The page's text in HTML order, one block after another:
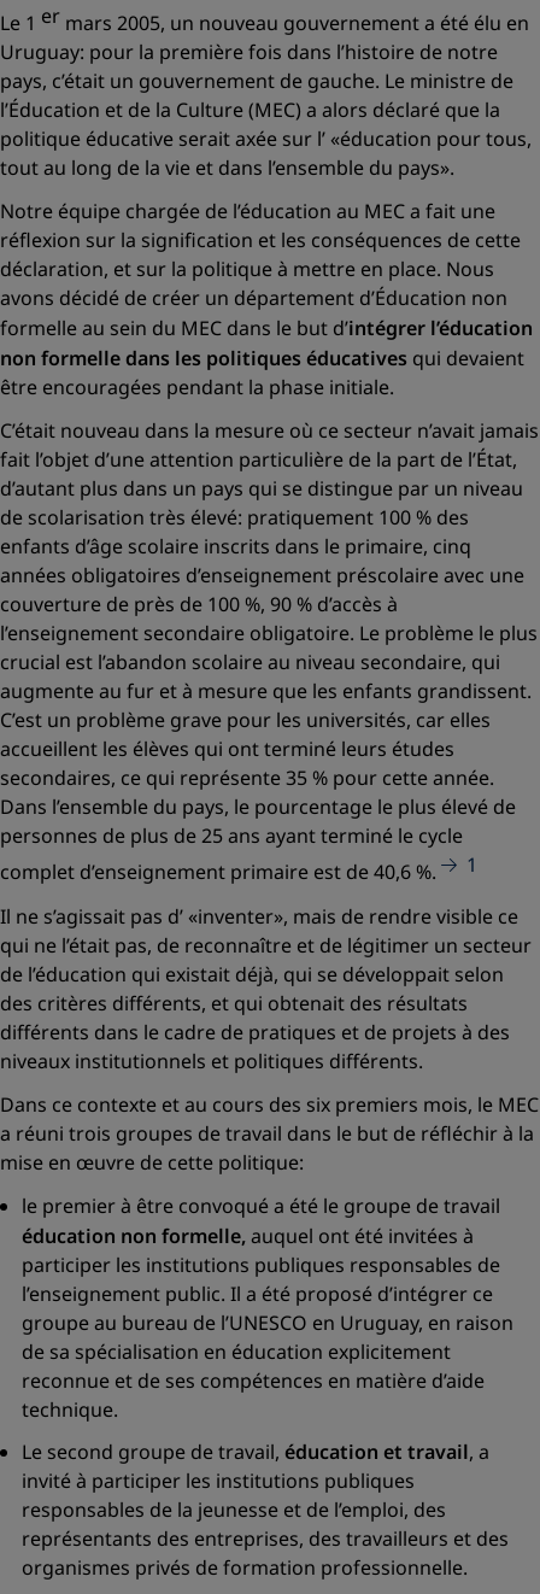
Le 1 er mars 2005, un nouveau gouvernement a été élu en
Uruguay: pour la première fois dans l’histoire de notre
pays, c’était un gouvernement de gauche. Le ministre de
l’Éducation et de la Culture (MEC) a alors déclaré que la
politique éducative serait axée sur l’«éducation pour tous,
tout au long de la vie et dans l’ensemble du pays».
Notre équipe chargée de l’éducation au MEC a fait une
réflexion sur la signification et les conséquences de cette
déclaration, et sur la politique à mettre en place. Nous
avons décidé de créer un département d’Éducation non
formelle au sein du MEC dans le but d’intégrer l’éducation
non formelle dans les politiques éducatives qui devaient
être encouragées pendant la phase initiale.
C’était nouveau dans la mesure où ce secteur n’avait jamais
fait l’objet d’une attention particulière de la part de l’État,
d’autant plus dans un pays qui se distingue par un niveau
de scolarisation très élevé: pratiquement 100 % des
enfants d’âge scolaire inscrits dans le primaire, cinq
années obligatoires d’enseignement préscolaire avec une
couverture de près de 100 %, 90 % d’accès à
l’enseignement secondaire obligatoire. Le problème le plus
crucial est l’abandon scolaire au niveau secondaire, qui
augmente au fur et à mesure que les enfants grandissent.
C’est un problème grave pour les universités, car elles
accueillent les élèves qui ont terminé leurs études
secondaires, ce qui représente 35 % pour cette année.
Dans l’ensemble du pays, le pourcentage le plus élevé de
personnes de plus de 25 ans ayant terminé le cycle
complet d’enseignement primaire est de 40,6 %.
1
Il ne s’agissait pas d’«inventer», mais de rendre visible ce
qui ne l’était pas, de reconnaître et de légitimer un secteur
de l’éducation qui existait déjà, qui se développait selon
des critères différents, et qui obtenait des résultats
différents dans le cadre de pratiques et de projets à des
niveaux institutionnels et politiques différents.
Dans ce contexte et au cours des six premiers mois, le MEC
a réuni trois groupes de travail dans le but de réfléchir à la
mise en œuvre de cette politique:
le premier à être convoqué a été le groupe de travail
éducation non formelle,auquel ont été invitées à
participer les institutions publiques responsables de
l’enseignement public. Il a été proposé d’intégrer ce
groupe au bureau de l’UNESCO en Uruguay, en raison
de sa spécialisation en éducation explicitement
reconnue et de ses compétences en matière d’aide
technique.
Le second groupe de travail, éducation et travail, a
invité à participer les institutions publiques
responsables de la jeunesse et de l’emploi, des
représentants des entreprises, des travailleurs et des
organismes privés de formation professionnelle.